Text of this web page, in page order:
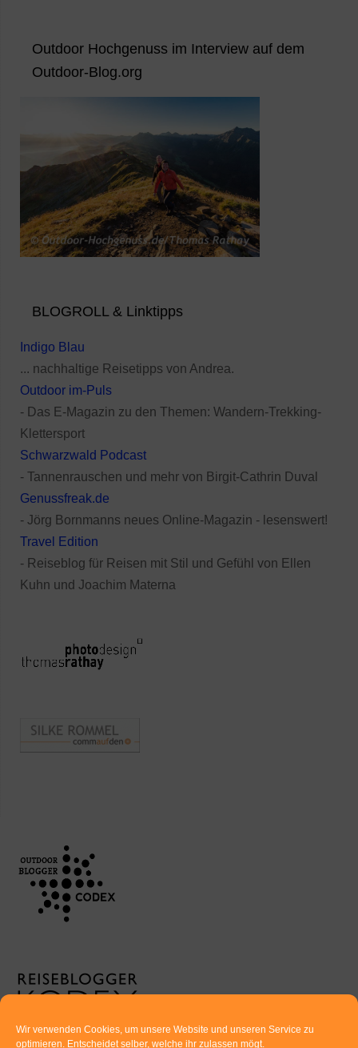
Wir verwenden Cookies, um unsere Website und unseren Service zu
optimieren. Entscheidet selber, welche ihr zulassen mögt.
Outdoor Hochgenuss im Interview auf dem
Outdoor-Blog.org
BLOGROLL & Linktipps
Indigo Blau
... nachhaltige Reisetipps von Andrea.
Outdoor im-Puls
- Das E-Magazin zu den Themen: Wandern-Trekking-
Klettersport
Schwarzwald Podcast
- Tannenrauschen und mehr von Birgit-Cathrin Duval
Genussfreak.de
- Jörg Bornmanns neues Online-Magazin - lesenswert!
Travel Edition
- Reiseblog für Reisen mit Stil und Gefühl von Ellen
Kuhn und Joachim Materna